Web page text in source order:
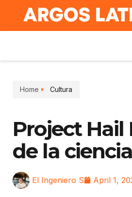
Home Cultura
Project Hail
de la
El Ingeniero S April 1,